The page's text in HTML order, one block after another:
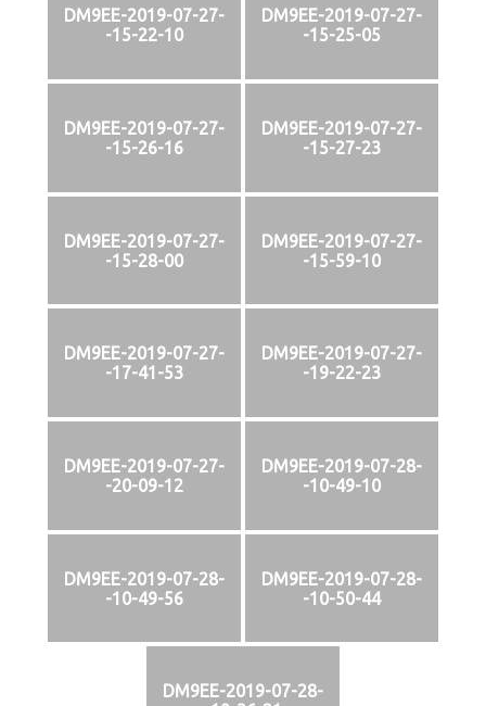
DM9EE-2019-07-27-
-15-22-10
DM9EE-2019-07-27-
-15-25-05
DM9EE-2019-07-27-
-15-26-16
DM9EE-2019-07-27-
-15-27-23
DM9EE-2019-07-27-
-15-28-00
DM9EE-2019-07-27-
-15-59-10
DM9EE-2019-07-27-
-17-41-53
DM9EE-2019-07-27-
-19-22-23
DM9EE-2019-07-27-
-20-09-12
DM9EE-2019-07-28-
-10-49-10
DM9EE-2019-07-28-
-10-49-56
DM9EE-2019-07-28-
-10-50-44
DM9EE-2019-07-28-